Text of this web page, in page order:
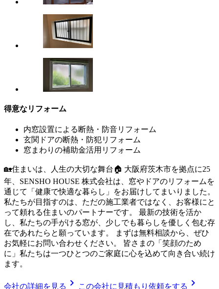
得意なリフォーム
内窓設置による断熱・防音リフォーム
玄関ドアの断熱・防犯リフォーム
窓まわりの補助金活用リフォーム
🏡住まいは、人生の大切な舞台🏠 大阪府茨木市を拠点に25
年、SENSHO HOUSE 株式会社は、窓やドアのリフォームを
通じて「健康で快適な暮らし」をお届けしてまいりました。
私たちが目指すのは、ただの施工業者ではなく、お客様にと
って頼れる住まいのパートナーです。 最新の技術を活か
し、私たちの手がける窓が、少しでも暮らしを優しく包む存
在であれたらと願っています。 まずは無料相談から、ぜひ
お気軽にお問い合わせください。 皆さまの「笑顔のため
に」私たちは一つひとつのご家庭に心を込めて向き合い続け
ます。
会社の詳細を見る chevron_right この会社に見積もり依頼をする chevron_right